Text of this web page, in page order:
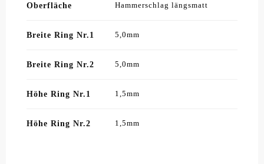
Oberfläche Hammerschlag längsmatt
Breite Ring Nr.1 5,0mm
Breite Ring Nr.2 5,0mm
Höhe Ring Nr.1 1,5mm
Höhe Ring Nr.2 1,5mm